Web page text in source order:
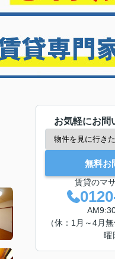
お気軽にお問
無料お
賃貸のマ
（休：1月～4月
曜